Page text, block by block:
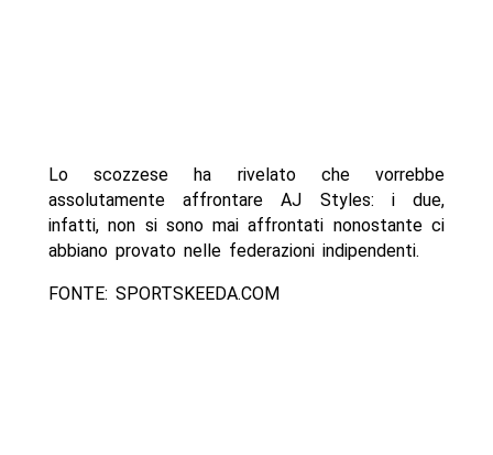
Lo scozzese ha rivelato che vorrebbe
assolutamente affrontare AJ Styles: i due,
infatti, non si sono mai affrontati nonostante ci
abbiano provato nelle federazioni indipendenti.
FONTE: SPORTSKEEDA.COM